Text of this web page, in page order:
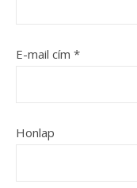
E-mail cím *
Honlap